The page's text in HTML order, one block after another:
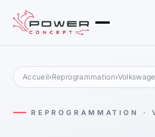
Accueil›Reprogrammation›
REPROGRAMMATION ·